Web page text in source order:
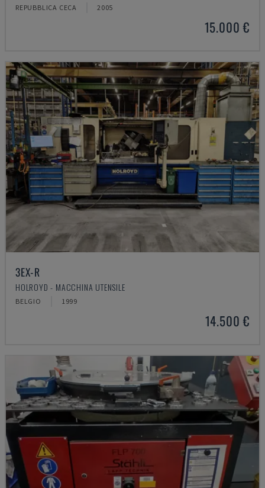
REPUBBLICA CECA 2005
15.000 €
3EX-R
HOLROYD - MACCHINA UTENSILE
BELGIO 1999
14.500 €